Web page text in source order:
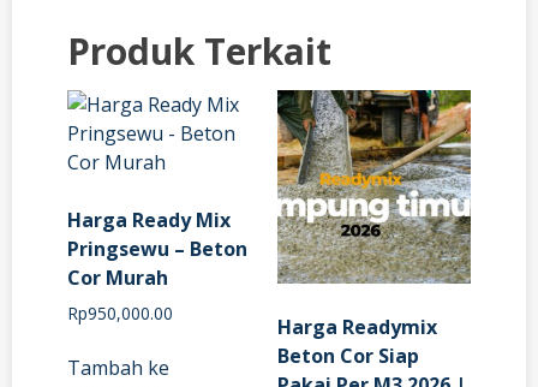
Produk Terkait
Harga Ready Mix
Pringsewu – Beton
Cor Murah
Rp950,000.00
Tambah ke
Harga Readymix
Beton Cor Siap